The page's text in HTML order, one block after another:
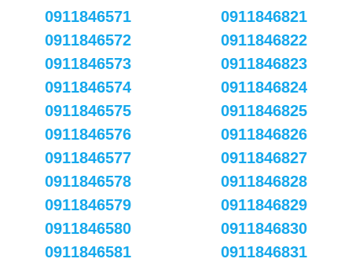
0911846571
0911846572
0911846573
0911846574
0911846575
0911846576
0911846577
0911846578
0911846579
0911846580
0911846581
0911846821
0911846822
0911846823
0911846824
0911846825
0911846826
0911846827
0911846828
0911846829
0911846830
0911846831